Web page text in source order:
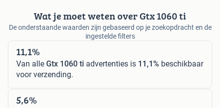
Wat je moet weten over Gtx 1060 ti
De onderstaande waarden zijn gebaseerd op je zoekopdracht en de
ingestelde filters
11,1%
Van alle Gtx 1060 ti advertenties is 11,1% beschikbaar
voor verzending.
5,6%